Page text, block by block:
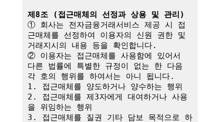
제8조 (접근매체의 선정과 상용 및 관리)
① 회사는 전자금융거래서비스 제공 시 접
근매체를 선정하여 이용자의 신원 권한 및
거래지시의 내용 등을 확인합니다.
② 이용자는 접근매체를 사용함에 있어서
다른 법률에 특별한 규정이 없는 한 다음
각 호의 행위를 하여서는 아니 됩니다.
1. 접근매체를 양도하거나 양수하는 행위
2. 접근매체를 제3자에게 대여하거나 사용
을 위임하는 행위
3. 접근매체를 질권 기타 담보 목적으로 하